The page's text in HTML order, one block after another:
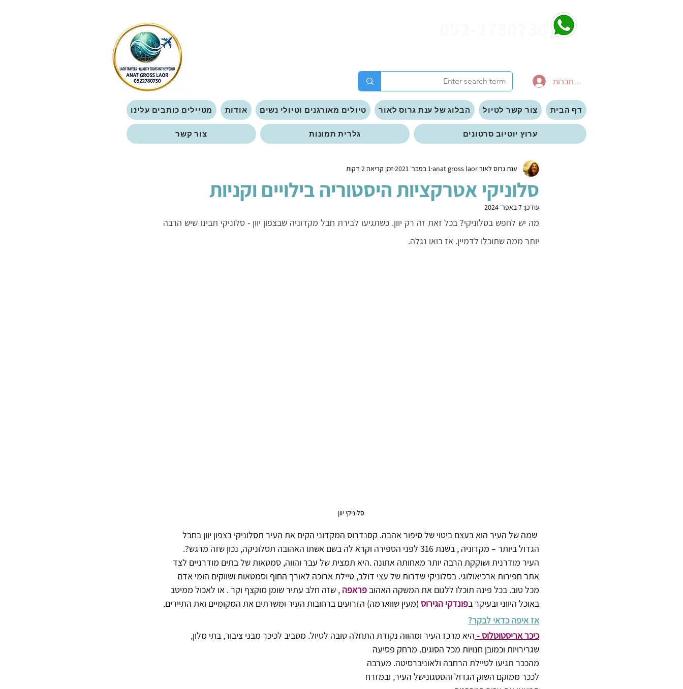
להתחברות
דף הבית צור קשר לטיול הבלוג של ענת גרוס לאור טיולים מאורגנים וטיולי נשים אודות מטיילים כותבים עלינו
ערוץ יוטיוב סרטונים גלרית תמונות צור קשר
סלוניקי אטרקציות היסטוריה בילויים וקניות
ענת גרוס לאור anat gross laor 1 בפבר׳ 2021 זמן קריאה 2 דקות
עודכן: 7 באפר׳ 2024
יותר ממה שתוכלו לדמיין. אז בואו נגלה.
סלוניקי יוון
שמה של העיר הוא בעצם ביטוי של סיפור אהבה. קסנדרוס המקדוני הקים את העיר תסלוניקי בצפון יוון בחבל
הגדול ביותר – מקדוניה , בשנת 316 לפני הספירה וקרא לה בשם אשתו האהובה תסלוניקה, נכון שזה מרגש?.
העיר מודרנית ושוקקת הרבה יותר מאחותה אתונה .היא תמצית של עבר והווה, סמטאות של בתים מודרניים לצד
אתר חפירות ארכיאולוגי. בסלוניקי שדרות של עצי דולב, טיילת ארוכה לאורך החוף וסמטאות ושווקים הומי אדם
מכל טוב. בכל פינה תוכלו ללגום את המשקה האהוב פראפה , שזה חלב עתיר שומן מוקצף וקר . או לאכול ממיטב
באוכל היווני ובעיקר בפונדקי הגירוס (מעין שווארמה) הזרועים ברחובות העיר ומשרתים את המקומיים ואת התיירים.
אז איפה כדאי לבקר?
כיכר אריסטוטלוס - היא מרכז העיר ומהווה נקודת התחלה טובה לטיול. מסביב לכיכר מבני ציבור, בתי מלון,
שגרירויות וכמובן חנויות מכל הסוגים. מרחק פסיעה
מהככר תגיעו לטיילת הרחבה ולאוניברסיטה. מערבה
לככר ממוקם השוק הגדול והססגונישל העיר, ובמזרח